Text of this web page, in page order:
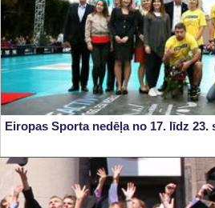
Eiropas Sporta nedēļa no 17. līdz 23.